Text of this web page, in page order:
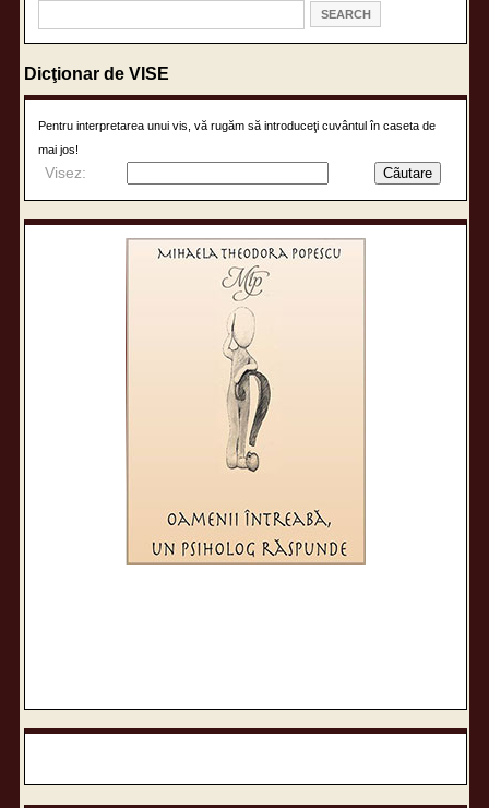
Dicţionar de VISE
Pentru interpretarea unui vis, vă rugăm să introduceţi cuvântul în caseta de
mai jos!
Visez: